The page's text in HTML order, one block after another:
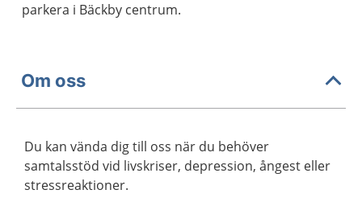
parkera i Bäckby centrum.
Om oss
Du kan vända dig till oss när du behöver
samtalsstöd vid livskriser, depression, ångest eller
stressreaktioner.